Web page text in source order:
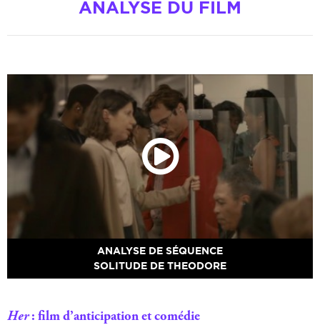
ANALYSE DU FILM
ANALYSE DE SÉQUENCE
SOLITUDE DE THEODORE
Her: film d’anticipation et comédie